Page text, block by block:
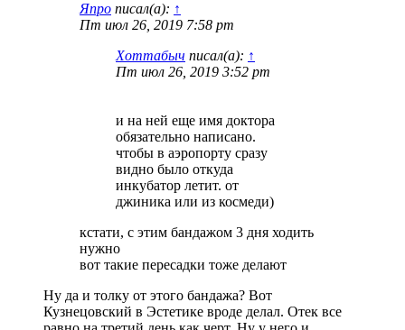
Япро писал(а): ↑
Пт июл 26, 2019 7:58 pm
Хоттабыч писал(а): ↑
Пт июл 26, 2019 3:52 pm
и на ней еще имя доктора
обязательно написано.
чтобы в аэропорту сразу
видно было откуда
инкубатор летит. от
джиника или из космеди)
кстати, с этим бандажом 3 дня ходить
нужно
вот такие пересадки тоже делают
Ну да и толку от этого бандажа? Вот
Кузнецовский в Эстетике вроде делал. Отек все